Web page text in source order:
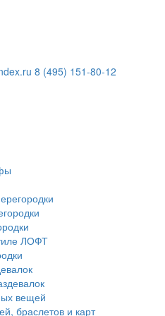
8 (495) 151-80-12
ЛОФТ
вещей
браслетов и карт